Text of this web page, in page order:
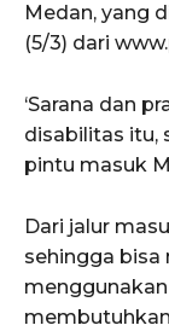
Medan, yang
(5/3) dari
‘Sarana dan
disabilitas itu,
pintu masuk
Dari jalur
sehingga